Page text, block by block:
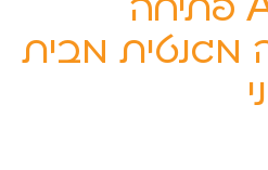
מגנטית מבית